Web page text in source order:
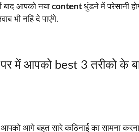
आपको नया content धुंडने में परेसानी
भी नहिं दे पाएंगे.
में आपको best 3 तरीको के
आगे बहुत सारे कठिनाई का सामना